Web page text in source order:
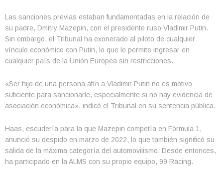
Las sanciones previas estaban fundamentadas en la relación de
su padre, Dmitry Mazepin, con el presidente ruso Vladimir Putin.
Sin embargo, el Tribunal ha exonerado al piloto de cualquier
vínculo económico con Putin, lo que le permite ingresar en
cualquier país de la Unión Europea sin restricciones.
«Ser hijo de una persona afín a Vladimir Putin no es motivo
suficiente para sancionarle, especialmente si no hay evidencia de
asociación económica», indicó el Tribunal en su sentencia pública.
Haas, escudería para la que Mazepin competía en Fórmula 1,
anunció su despido en marzo de 2022, lo que también significó su
salida de la máxima categoría del automovilismo. Desde entonces,
ha participado en la ALMS con su propio equipo, 99 Racing.